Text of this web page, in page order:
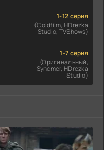
1-12 серия
(Coldfilm, HDrezka
Studio, TVShows)
1-7 серия
(Оригинальный,
Syncmer, HDrezka
Studio)